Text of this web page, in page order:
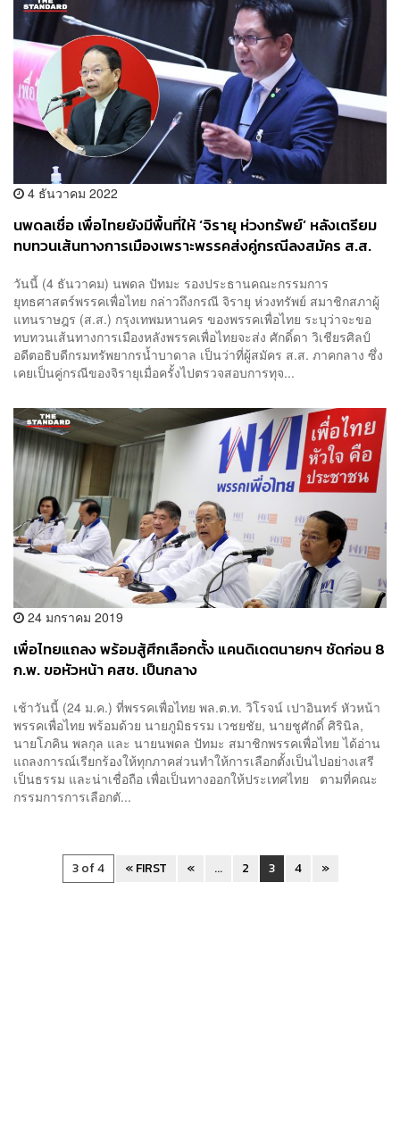
4 ธันวาคม 2022
นพดลเชื่อ เพื่อไทยยังมีพื้นที่ให้ ‘จิรายุ ห่วงทรัพย์’ หลังเตรียม
ทบทวนเส้นทางการเมืองเพราะพรรคส่งคู่กรณีลงสมัคร ส.ส.
วันนี้ (4 ธันวาคม) นพดล ปัทมะ รองประธานคณะกรรมการ
ยุทธศาสตร์พรรคเพื่อไทย กล่าวถึงกรณี จิรายุ ห่วงทรัพย์ สมาชิกสภาผู้
แทนราษฎร (ส.ส.) กรุงเทพมหานคร ของพรรคเพื่อไทย ระบุว่าจะขอ
ทบทวนเส้นทางการเมืองหลังพรรคเพื่อไทยจะส่ง ศักดิ์ดา วิเชียรศิลป์
อดีตอธิบดีกรมทรัพยากรน้ำบาดาล เป็นว่าที่ผู้สมัคร ส.ส. ภาคกลาง ซึ่ง
เคยเป็นคู่กรณีของจิรายุเมื่อครั้งไปตรวจสอบการทุจ...
24 มกราคม 2019
เพื่อไทยแถลง พร้อมสู้ศึกเลือกตั้ง แคนดิเดตนายกฯ ชัดก่อน 8
ก.พ. ขอหัวหน้า คสช. เป็นกลาง
เช้าวันนี้ (24 ม.ค.) ที่พรรคเพื่อไทย พล.ต.ท. วิโรจน์ เปาอินทร์ หัวหน้า
พรรคเพื่อไทย พร้อมด้วย นายภูมิธรรม เวชยชัย, นายชูศักดิ์ ศิรินิล,
นายโภคิน พลกุล และ นายนพดล ปัทมะ สมาชิกพรรคเพื่อไทย ได้อ่าน
แถลงการณ์เรียกร้องให้ทุกภาคส่วนทำให้การเลือกตั้งเป็นไปอย่างเสรี
เป็นธรรม และน่าเชื่อถือ เพื่อเป็นทางออกให้ประเทศไทย ตามที่คณะ
กรรมการการเลือกตั...
3 of 4 « FIRST « ... 2 3 4 »